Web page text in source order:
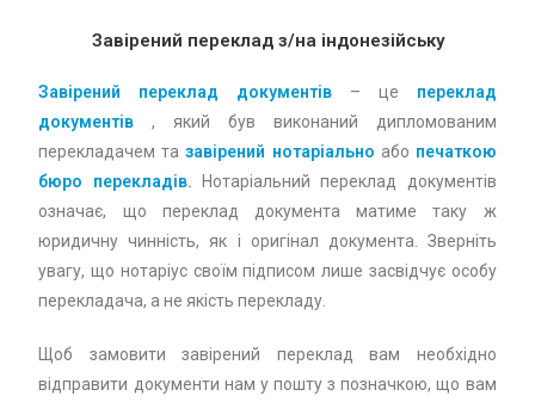
Завірений переклад з/на індонезійську
Завірений переклад документів – це переклад
документів, який був виконаний дипломованим
перекладачем тазавірений нотаріально або печаткою
бюро перекладів.
Нотаріальний переклад документів
означає, що переклад документа матиме таку ж
юридичну чинність, як і оригінал документа. Зверніть
увагу, що нотаріус своїм підписом лише засвідчує особу
перекладача, а не якість перекладу.
Щоб замовити завірений переклад вам необхідно
відправити документи нам у пошту з позначкою, що вам